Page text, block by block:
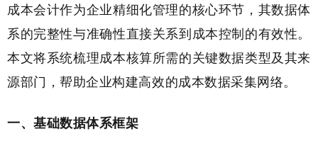
成本会计作为企业精细化管理的核心环节，其数据体
系的完整性与准确性直接关系到成本控制的有效性。
本文将系统梳理成本核算所需的关键数据类型及其来
源部门，帮助企业构建高效的成本数据采集网络。
一、基础数据体系框架